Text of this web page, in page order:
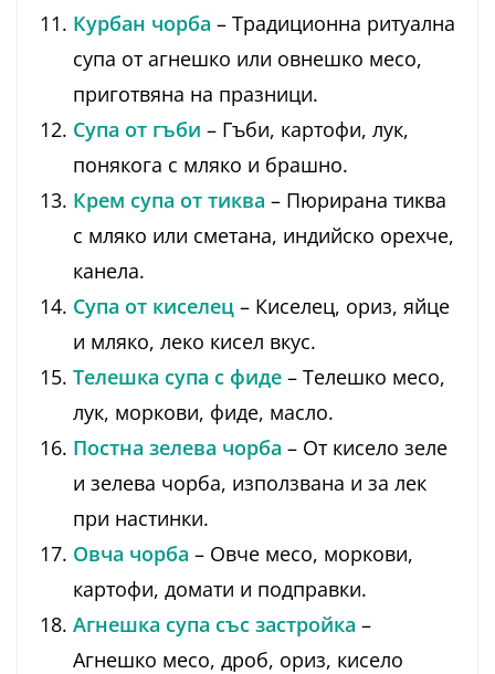
Курбан чорба – Традиционна ритуална
супа от агнешко или овнешко месо,
приготвяна на празници.
Супа от гъби – Гъби, картофи, лук,
понякога с мляко и брашно.
Крем супа от тиква – Пюрирана тиква
с мляко или сметана, индийско орехче,
канела.
Супа от киселец – Киселец, ориз, яйце
и мляко, леко кисел вкус.
Телешка супа с фиде – Телешко месо,
лук, моркови, фиде, масло.
Постна зелева чорба – От кисело зеле
и зелева чорба, използвана и за лек
при настинки.
Овча чорба – Овче месо, моркови,
картофи, домати и подправки.
Агнешка супа със застройка –
Агнешко месо, дроб, ориз, кисело